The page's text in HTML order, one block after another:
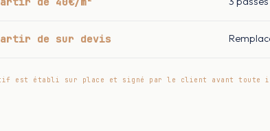
de sur devis
est établi sur place et signé par le client avant toute